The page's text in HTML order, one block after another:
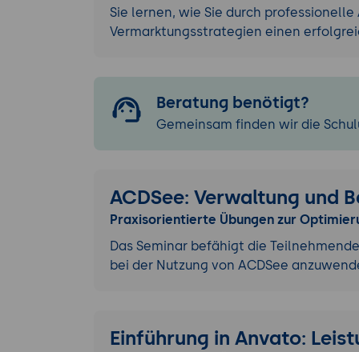
Sie lernen, wie Sie durch
Vermarktungsstrategien einen
Beratung benötigt?
Gemeinsam finden wir die
ACDSee: Verwaltung und
Praxisorientierte Übungen zur
Das Seminar befähigt die
bei der Nutzung von ACDSee
Einführung in Anvato: